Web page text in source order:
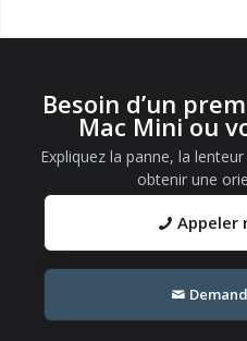
Besoin d’un
Mac Mini ou
Expliquez la panne, la
obtenir une
Appeler